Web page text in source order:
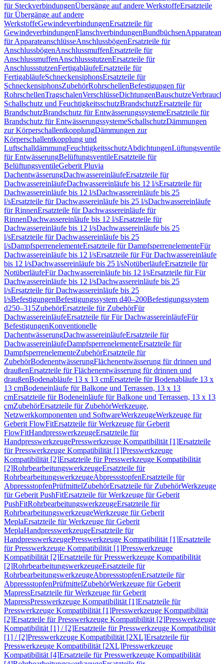
für SteckverbindungenÜbergänge auf andere WerkstoffeErsatzteile
für Übergänge auf andere
WerkstoffeGewindeverbindungenErsatzteile für
GewindeverbindungenFlanschverbindungenBundbüchsen
für ApparateanschlüsseAnschlussbögenErsatzteile für
AnschlussbögenAnschlussmuffenErsatzteile für
AnschlussmuffenAnschlussstutzenErsatzteile für
AnschlussstutzenFertigabläufeErsatzteile für
FertigabläufeSchneckensiphonsErsatzteile für
SchneckensiphonsZubehörRohrschellenBefestigungen für
RohrschellenTragschalenVerschlüsseDichtungenBauschutze
Schallschutz und FeuchtigkeitsschutzBrandschutzErsatzteile für
BrandschutzBrandschutz für EntwässerungssystemeErsatzteile für
Brandschutz für EntwässerungssystemeSchallschutzDämmungen
zur KörperschallentkopplungDämmungen zur
Körperschallentkopplung und
LuftschalldämmungFeuchtigkeitsschutzAbdichtungenLüftungsventile
für EntwässerungBelüftungsventileErsatzteile für
BelüftungsventileGeberit Pluvia
DachentwässerungDachwassereinläufeErsatzteile für
DachwassereinläufeDachwassereinläufe bis 12 l/sErsatzteile für
Dachwassereinläufe bis 12 l/sDachwassereinläufe bis 25
l/sErsatzteile für Dachwassereinläufe bis 25 l/sDachwassereinläufe
für RinnenErsatzteile für Dachwassereinläufe für
RinnenDachwassereinläufe bis 12 l/sErsatzteile für
Dachwassereinläufe bis 12 l/sDachwassereinläufe bis 25
l/sErsatzteile für Dachwassereinläufe bis 25
l/sDampfsperrenelementeErsatzteile für DampfsperrenelementeFür
Dachwassereinläufe bis 12 l/sErsatzteile für Für Dachwassereinläufe
bis 12 l/sDachwassereinläufe bis 25 l/sNotüberläufeErsatzteile für
NotüberläufeFür Dachwassereinläufe bis 12 l/sErsatzteile für Für
Dachwassereinläufe bis 12 l/sDachwassereinläufe bis 25
l/sErsatzteile für Dachwassereinläufe bis 25
l/sBefestigungenBefestigungssystem d40–200Befestigungssystem
d250–315ZubehörErsatzteile für ZubehörFür
DachwassereinläufeErsatzteile für Für DachwassereinläufeFür
BefestigungenKonventionelle
DachentwässerungDachwassereinläufeErsatzteile für
DachwassereinläufeDampfsperrenelementeErsatzteile für
DampfsperrenelementeZubehörErsatzteile für
ZubehörBodenentwässerungFlächenentwässerung für drinnen und
draußenErsatzteile für Flächenentwässerung für drinnen und
draußenBodenabläufe 13 x 13 cmErsatzteile für Bodenabläufe 13 x
13 cmBodeneinläufe für Balkone und Terrassen, 13 x 13
cmErsatzteile für Bodeneinläufe für Balkone und Terrassen, 13 x 13
cmZubehörErsatzteile für ZubehörWerkzeuge,
Netzwerkkomponenten und SoftwareWerkzeugeWerkzeuge für
Geberit FlowFitErsatzteile für Werkzeuge für Geberit
FlowFitHandpresswerkzeugeErsatzteile für
HandpresswerkzeugePresswerkzeuge Kompatibilität [1]Ersatzteile
für Presswerkzeuge Kompatibilität [1]Presswerkzeuge
Kompatibilität [2]Ersatzteile für Presswerkzeuge Kompatibilität
[2]RohrbearbeitungswerkzeugeErsatzteile für
RohrbearbeitungswerkzeugeAbpressstopfenErsatzteile für
AbpressstopfenPrüfmittelZubehörErsatzteile für ZubehörWerkzeuge
für Geberit PushFitErsatzteile für Werkzeuge für Geberit
PushFitRohrbearbeitungswerkzeugeErsatzteile für
RohrbearbeitungswerkzeugeWerkzeuge für Geberit
MeplaErsatzteile für Werkzeuge für Geberit
MeplaHandpresswerkzeugeErsatzteile für
HandpresswerkzeugePresswerkzeuge Kompatibilität [1]Ersatzteile
für Presswerkzeuge Kompatibilität [1]Presswerkzeuge
Kompatibilität [2]Ersatzteile für Presswerkzeuge Kompatibilität
[2]RohrbearbeitungswerkzeugeErsatzteile für
RohrbearbeitungswerkzeugeAbpressstopfenErsatzteile für
AbpressstopfenPrüfmittelZubehörWerkzeuge für Geberit
MapressErsatzteile für Werkzeuge für Geberit
MapressPresswerkzeuge Kompatibilität [1]Ersatzteile für
Presswerkzeuge Kompatibilität [1]Presswerkzeuge Kompatibilität
[2]Ersatzteile für Presswerkzeuge Kompatibilität [2]Presswerkzeuge
Kompatibilität [1] / [2]Ersatzteile für Presswerkzeuge Kompatibilität
[1] / [2]Presswerkzeuge Kompatibilität [2XL]Ersatzteile für
Presswerkzeuge Kompatibilität [2XL]Presswerkzeuge
Kompatibilität [4]Ersatzteile für Presswerkzeuge Kompatibilität